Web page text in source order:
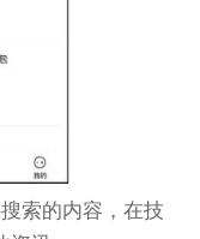
索的内容，在技